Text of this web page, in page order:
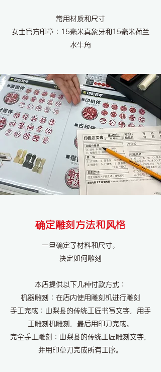
常用材质和尺寸
女士官方印章：15毫米真象牙和15毫米荷兰
水牛角
确定雕刻方法和风格
一旦确定了材料和尺寸。
决定如何雕刻
本店提供以下几种付款方式：
机器雕刻：在店内使用雕刻机进行雕刻
手工完成：山梨县的传统工匠书写文字，用手
工雕刻机雕刻，最后用印刀完成。
完全手工雕刻：山梨县的传统工匠雕刻文字，
并用印章刀完成所有工序。